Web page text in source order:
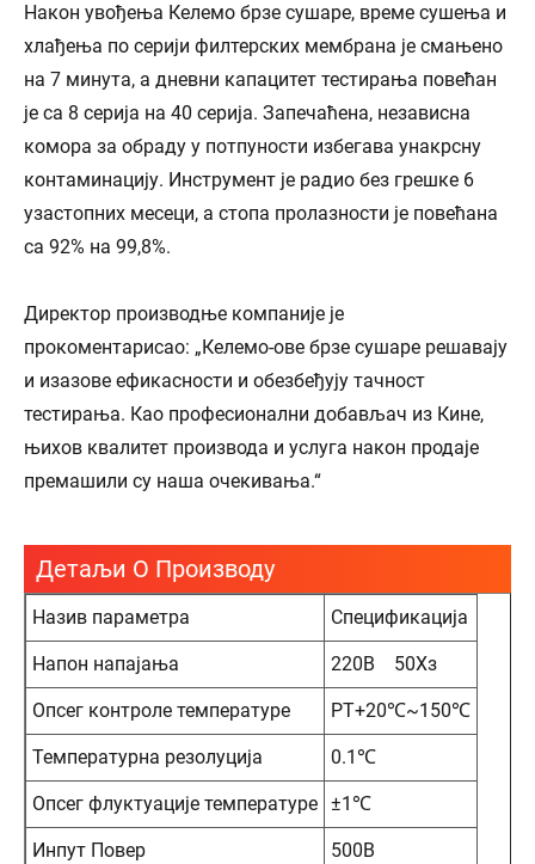
Након увођења Келемо брзе сушаре, време сушења и
хлађења по серији филтерских мембрана је смањено
на 7 минута, а дневни капацитет тестирања повећан
је са 8 серија на 40 серија. Запечаћена, независна
комора за обраду у потпуности избегава унакрсну
контаминацију. Инструмент је радио без грешке 6
узастопних месеци, а стопа пролазности је повећана
са 92% на 99,8%.
Директор производње компаније је
прокоментарисао: „Келемо-ове брзе сушаре решавају
и изазове ефикасности и обезбеђују тачност
тестирања. Као професионални добављач из Кине,
њихов квалитет производа и услуга након продаје
премашили су наша очекивања.“
Детаљи О Производу
Назив параметра Спецификација
Напон напајања 220В 50Хз
Опсег контроле температуре РТ+20℃~150℃
Температурна резолуција 0.1℃
Опсег флуктуације температуре ±1℃
Инпут Повер 500В